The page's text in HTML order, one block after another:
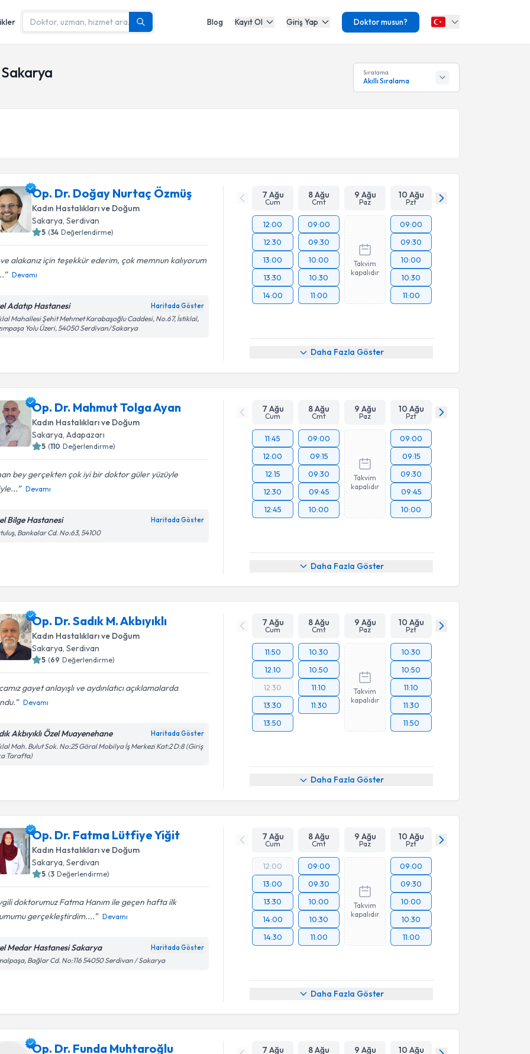
Blog Kayıt Ol Giriş Yap Doktor musun?
Sıralama
Akıllı Sıralama
Op. Dr. Doğay Nurtaç Özmüş
Kadın Hastalıkları ve Doğum
Sakarya,Serdivan
5 (34 Değerlendirme)
alakanız için teşekkür ederim, çok memnun kalıyorum
Devamı
Adatıp Hastanesi Haritada Göster
Mahallesi Şehit Mehmet Karabaşoğlu Caddesi, No.67, İstiklal,
Yolu Üzeri, 54050 Serdivan/Sakarya
7 Ağu
Cum
8 Ağu
Cmt
9 Ağu
Paz
10 Ağu
Pzt
12:00
12:30
13:00
13:30
14:00
09:00
09:30
10:00
10:30
11:00
Takvim
kapalıdır
09:00
09:30
10:00
10:30
11:00
Daha Fazla Göster
Op. Dr. Mahmut Tolga Ayan
Kadın Hastalıkları ve Doğum
Sakarya ,Adapazarı
5 (110 Değerlendirme)
bey gerçekten çok iyi bir doktor güler yüzüyle
Devamı
Bilge Hastanesi Haritada Göster
Bankalar Cd. No:63, 54100
7 Ağu
Cum
8 Ağu
Cmt
9 Ağu
Paz
10 Ağu
Pzt
11:45
12:00
12:15
12:30
12:45
09:00
09:15
09:30
09:45
10:00
Takvim
kapalıdır
09:00
09:15
09:30
09:45
10:00
Daha Fazla Göster
Op. Dr. Sadık M. Akbıyıklı
Kadın Hastalıkları ve Doğum
Sakarya,Serdivan
5 (69 Değerlendirme)
gayet anlayışlı ve aydınlatıcı açıklamalarda
Devamı
Akbıyıklı Özel Muayenehane Haritada Göster
Mah. Bulut Sok. No:25 Göral Mobilya İş Merkezi Kat:2 D:8 (Giriş
Tarafta)
7 Ağu
Cum
8 Ağu
Cmt
9 Ağu
Paz
10 Ağu
Pzt
11:50
12:10
12:30
13:30
13:50
10:30
10:50
11:10
11:30
Takvim
kapalıdır
10:30
10:50
11:10
11:30
11:50
Daha Fazla Göster
Op. Dr. Fatma Lütfiye Yiğit
Kadın Hastalıkları ve Doğum
Sakarya ,Serdivan
5 (3 Değerlendirme)
doktorumuz Fatma Hanım ile geçen hafta ilk
gerçekleştirdim....
Devamı
Medar Hastanesi Sakarya Haritada Göster
Bağlar Cd. No:116 54050 Serdivan / Sakarya
7 Ağu
Cum
8 Ağu
Cmt
9 Ağu
Paz
10 Ağu
Pzt
12:00
13:00
13:30
14:00
14:30
09:00
09:30
10:00
10:30
11:00
Takvim
kapalıdır
09:00
09:30
10:00
10:30
11:00
Daha Fazla Göster
Op. Dr. Funda Muhtaroğlu 7 Ağu 8 Ağu 9 Ağu 10 Ağu